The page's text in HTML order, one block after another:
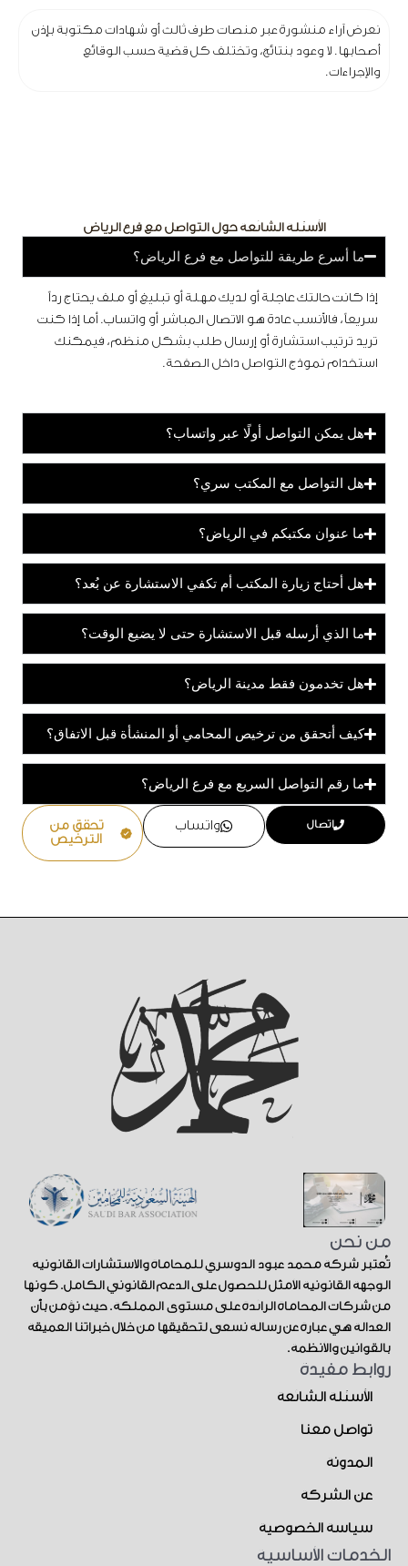
نعرض آراء منشورة عبر منصات طرف ثالث أو شهادات مكتوبة بإذن
أصحابها. لا وعود بنتائج، وتختلف كل قضية حسب الوقائع
والإجراءات.
الأسئلة الشائعة حول التواصل مع فرع الرياض
ما أسرع طريقة للتواصل مع فرع الرياض؟
إذا كانت حالتك عاجلة أو لديك مهلة أو تبليغ أو ملف يحتاج رداً
سريعاً، فالأنسب عادة هو الاتصال المباشر أو واتساب. أما إذا كنت
تريد ترتيب استشارة أو إرسال طلب بشكل منظم، فيمكنك
استخدام نموذج التواصل داخل الصفحة.
هل يمكن التواصل أولًا عبر واتساب؟
هل التواصل مع المكتب سري؟
ما عنوان مكتبكم في الرياض؟
هل أحتاج زيارة المكتب أم تكفي الاستشارة عن بُعد؟
ما الذي أرسله قبل الاستشارة حتى لا يضيع الوقت؟
هل تخدمون فقط مدينة الرياض؟
كيف أتحقق من ترخيص المحامي أو المنشأة قبل الاتفاق؟
ما رقم التواصل السريع مع فرع الرياض؟
اتصال واتساب
تحقق من
الترخيص
من نحن
تُعتبر شركة محمد عبود الدوسري للمحاماة والاستشارات القانونية
الوجهة القانونية الأمثل للحصول على الدعم القانوني الكامل. كونها
من شركات المحاماة الرائدة على مستوى المملكة. حيث نؤمن بأن
العدالة هي عبارة عن رسالة نسعى لتحقيقها من خلال خبراتنا العميقة
بالقوانين والأنظمة.
روابط مفيدة
الأسئلة الشائعة
تواصل معنا
المدونة
عن الشركة
سياسة الخصوصية
الخدمات الأساسية